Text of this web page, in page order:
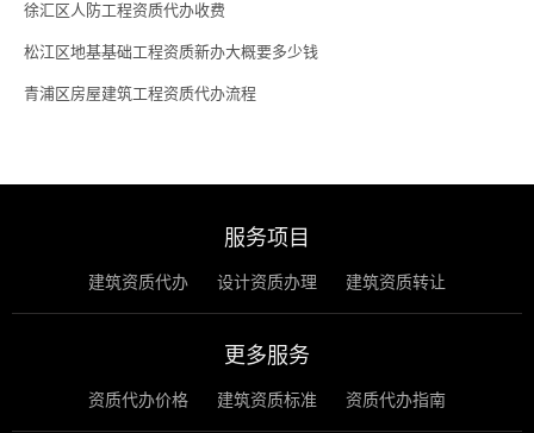
徐汇区人防工程资质代办收费
松江区地基基础工程资质新办大概要多少钱
青浦区房屋建筑工程资质代办流程
服务项目
建筑资质代办 设计资质办理 建筑资质转让
更多服务
资质代办价格 建筑资质标准 资质代办指南